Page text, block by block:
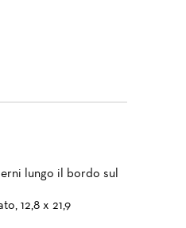
lungo il bordo sul
12,8 x 21,9